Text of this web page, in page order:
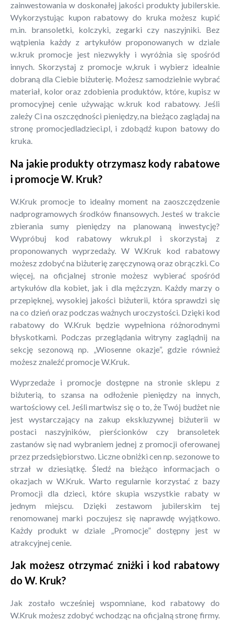
zainwestowania w doskonałej jakości produkty jubilerskie.
Wykorzystując kupon rabatowy do kruka możesz kupić
m.in. bransoletki, kolczyki, zegarki czy naszyjniki. Bez
wątpienia każdy z artykułów proponowanych w dziale
w.kruk promocje jest niezwykły i wyróżnia się spośród
innych. Skorzystaj z promocje w,kruk i wybierz idealnie
dobraną dla Ciebie biżuterię. Możesz samodzielnie wybrać
materiał, kolor oraz zdobienia produktów, które, kupisz w
promocyjnej cenie używając w.kruk kod rabatowy. Jeśli
zależy Ci na oszczędności pieniędzy, na bieżąco zaglądaj na
stronę promocjedladzieci.pl, i zdobądź kupon batowy do
kruka.
Na jakie produkty otrzymasz kody rabatowe
i promocje W. Kruk?
W.Kruk promocje to idealny moment na zaoszczędzenie
nadprogramowych środków finansowych. Jesteś w trakcie
zbierania sumy pieniędzy na planowaną inwestycję?
Wypróbuj kod rabatowy wkruk.pl i skorzystaj z
proponowanych wyprzedaży. W W.Kruk kod rabatowy
możesz zdobyć na biżuterię zaręczynową oraz obrączki. Co
więcej, na oficjalnej stronie możesz wybierać spośród
artykułów dla kobiet, jak i dla mężczyzn. Każdy marzy o
przepięknej, wysokiej jakości biżuterii, która sprawdzi się
na co dzień oraz podczas ważnych uroczystości. Dzięki kod
rabatowy do W.Kruk będzie wypełniona różnorodnymi
błyskotkami. Podczas przeglądania witryny zaglądnij na
sekcję sezonową np. „Wiosenne okazje”, gdzie również
możesz znaleźć promocje W.Kruk.
Wyprzedaże i promocje dostępne na stronie sklepu z
biżuterią, to szansa na odłożenie pieniędzy na innych,
wartościowy cel. Jeśli martwisz się o to, że Twój budżet nie
jest wystarczający na zakup ekskluzywnej biżuterii w
postaci naszyjników, pierścionków czy bransoletek
zastanów się nad wybraniem jednej z promocji oferowanej
przez przedsiębiorstwo. Liczne obniżki cen np. sezonowe to
strzał w dziesiątkę. Śledź na bieżąco informacjach o
okazjach w W.Kruk. Warto regularnie korzystać z bazy
Promocji dla dzieci, które skupia wszystkie rabaty w
jednym miejscu. Dzięki zestawom jubilerskim tej
renomowanej marki poczujesz się naprawdę wyjątkowo.
Każdy produkt w dziale „Promocje” dostępny jest w
atrakcyjnej cenie.
Jak możesz otrzymać zniżki i kod rabatowy
do W. Kruk?
Jak zostało wcześniej wspomniane, kod rabatowy do
W.Kruk możesz zdobyć wchodząc na oficjalną stronę firmy.